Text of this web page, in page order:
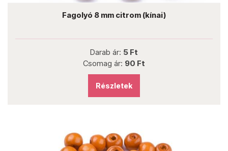
Fagolyó 8 mm citrom (kínai)
Darab ár: 5 Ft
Csomag ár: 90 Ft
Részletek